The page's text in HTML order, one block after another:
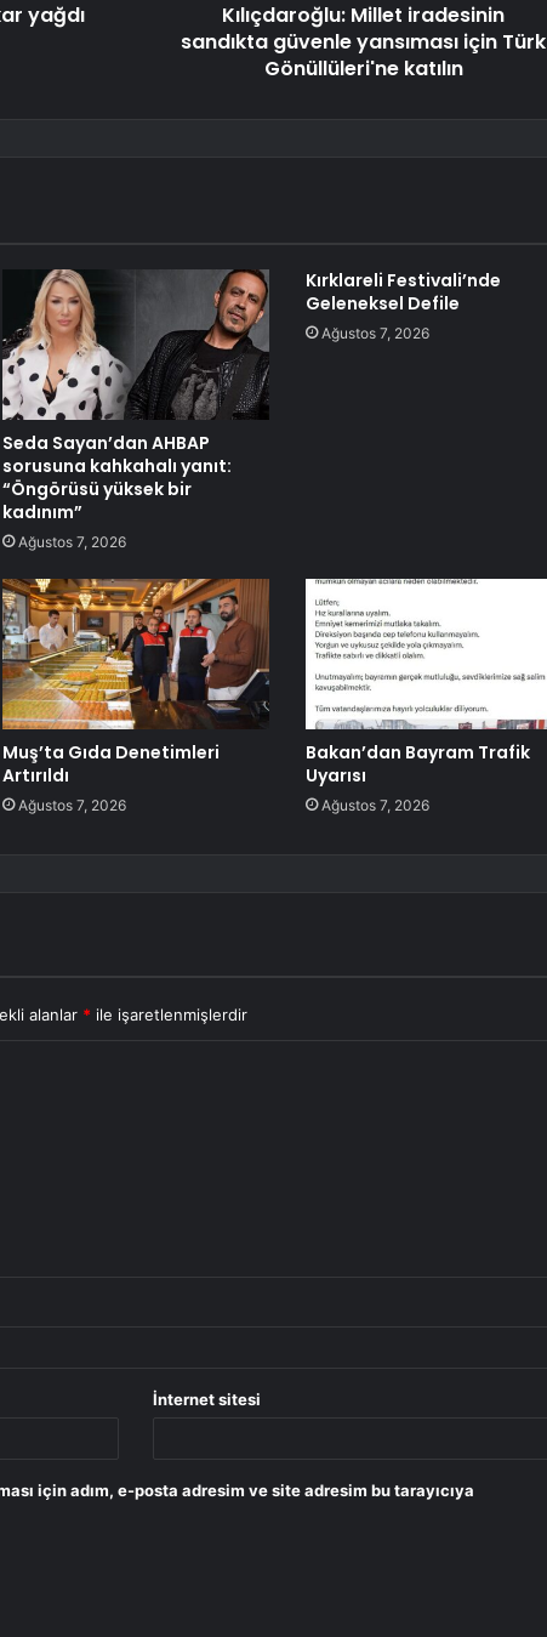
yağdı
Kılıçdaroğlu: Millet iradesinin
sandıkta güvenle yansıması için Türk
Gönüllüleri'ne katılın
Seda Sayan’dan AHBAP
sorusuna kahkahalı yanıt:
“Öngörüsü yüksek bir
kadınım”
Ağustos 7, 2026
Kırklareli Festivali’nde
Geleneksel Defile
Ağustos 7, 2026
Muş’ta Gıda Denetimleri
Artırıldı
Ağustos 7, 2026
Bakan’dan Bayram Trafik
Uyarısı
Ağustos 7, 2026
alanlar * ile işaretlenmişlerdir
İnternet sitesi
için adım, e-posta adresim ve site adresim bu tarayıcıya